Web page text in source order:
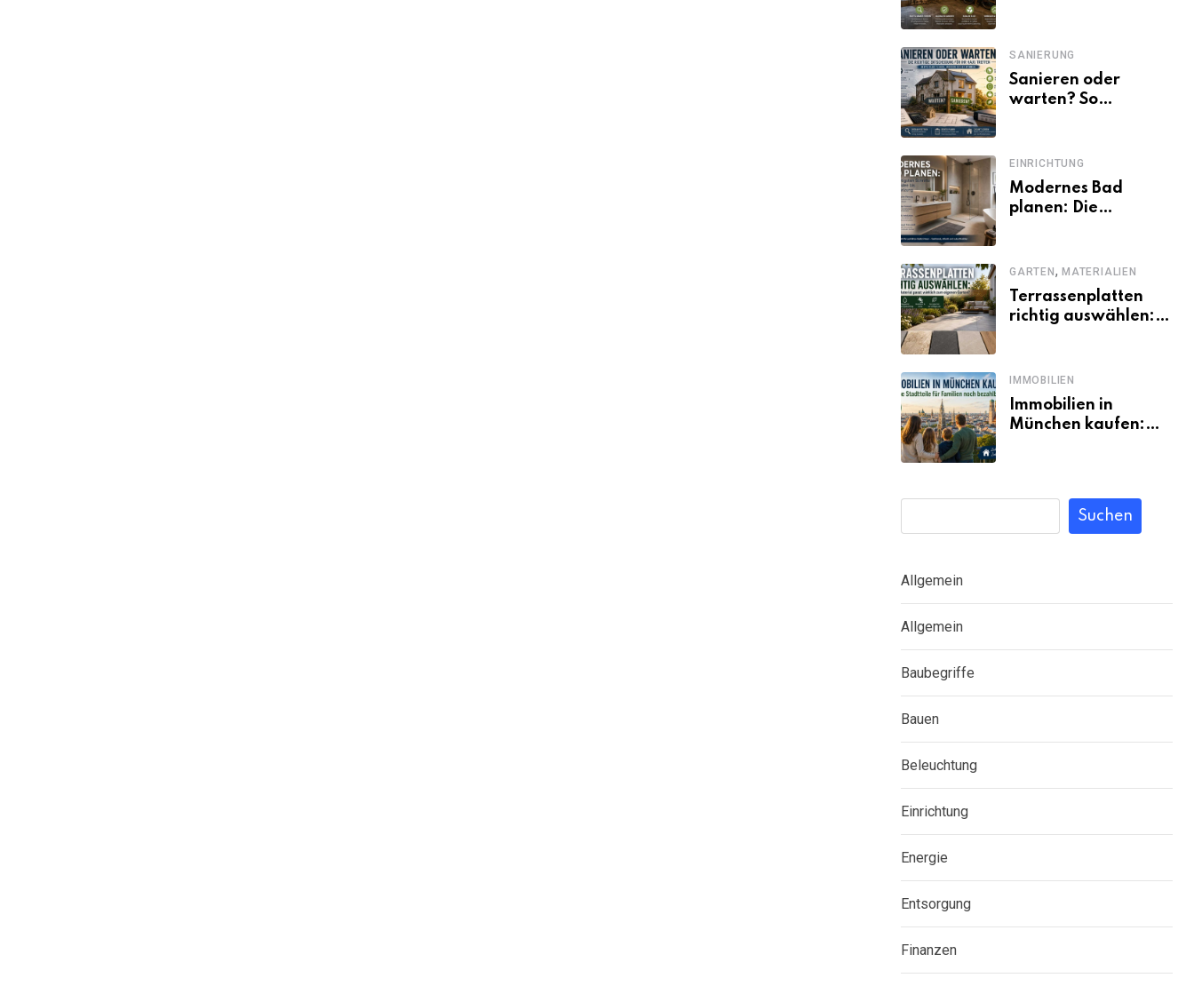
SANIERUNG
Sanieren oder
warten? So
unsicherer Kosten,
Zinsen und
Förderbedingungen
EINRICHTUNG
Modernes Bad
planen: Die
Umsetzung
GARTEN, MATERIALIEN
Terrassenplatten
richtig auswählen:
eigenen Garten?
IMMOBILIEN
Immobilien in
München kaufen:
Suchen
Allgemein
Allgemein
Baubegriffe
Bauen
Beleuchtung
Einrichtung
Energie
Entsorgung
Finanzen